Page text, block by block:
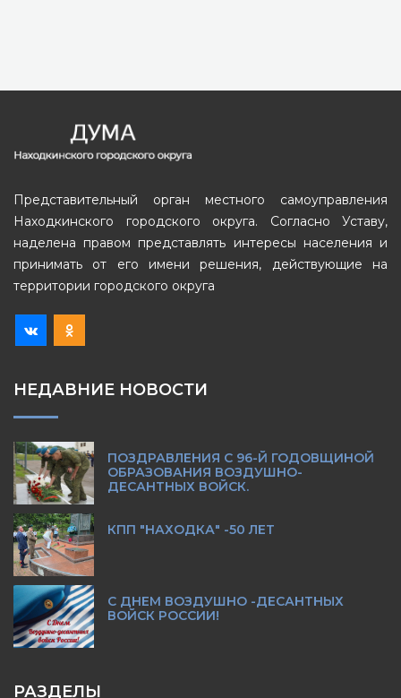
Представительный орган местного самоуправления
Находкинского городского округа. Согласно Уставу,
наделена правом представлять интересы населения и
принимать от его имени решения, действующие на
территории городского округа
НЕДАВНИЕ НОВОСТИ
ПОЗДРАВЛЕНИЯ С 96-Й ГОДОВЩИНОЙ
ОБРАЗОВАНИЯ ВОЗДУШНО-
ДЕСАНТНЫХ ВОЙСК.
КПП "НАХОДКА" -50 ЛЕТ
С ДНЕМ ВОЗДУШНО -ДЕСАНТНЫХ
ВОЙСК РОССИИ!
РАЗДЕЛЫ